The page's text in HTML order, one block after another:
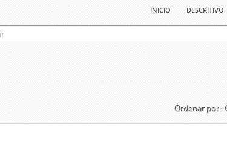
início descritivo
Ordenar por: